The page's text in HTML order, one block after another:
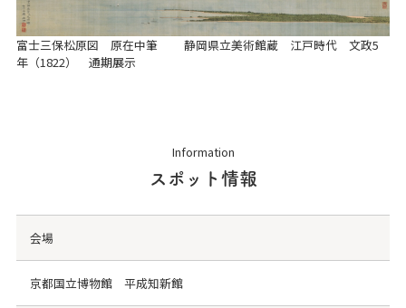
富士三保松原図 原在中筆 静岡県立美術館蔵 江戸時代 文政5
年（1822） 通期展示
Information
スポット情報
会場
京都国立博物館 平成知新館